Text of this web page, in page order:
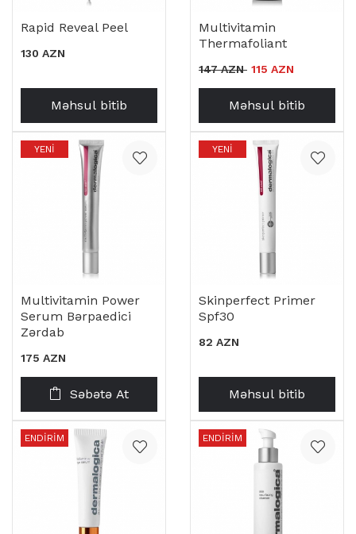
Rapid Reveal Peel
130 AZN
Məhsul bitib
Multivitamin
Thermafoliant
147 AZN 115 AZN
Məhsul bitib
YENI
Multivitamin Power
Serum Bərpaedici
Zərdab
175 AZN
Səbətə At
YENI
Skinperfect Primer
Spf30
82 AZN
Məhsul bitib
ENDIRIM ENDIRIM